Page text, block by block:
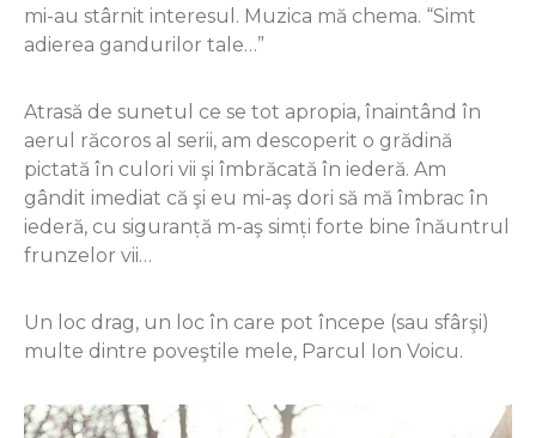
mi-au stârnit interesul. Muzica mă chema. “Simt
adierea gandurilor tale…”
Atrasă de sunetul ce se tot apropia, înaintând în
aerul răcoros al serii, am descoperit o grădină
pictată în culori vii şi îmbrăcată în iederă. Am
gândit imediat că şi eu mi-aş dori să mă îmbrac în
iederă, cu siguranță m-aş simți forte bine înăuntrul
frunzelor vii…
Un loc drag, un loc în care pot începe (sau sfârşi)
multe dintre poveştile mele, Parcul Ion Voicu.